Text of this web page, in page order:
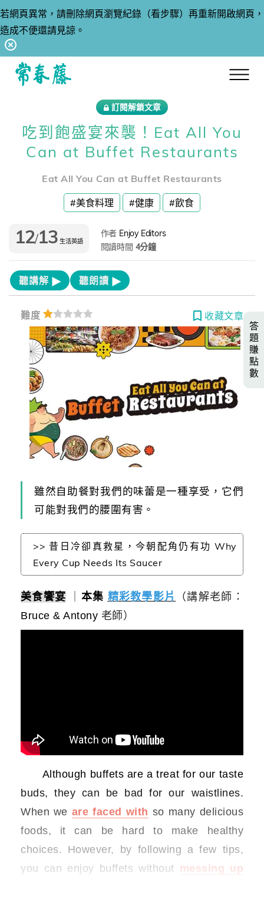
若網頁異常，請刪除網頁瀏覽紀錄（看步驟）再重新開啟網頁，
造成不便還請見諒。
訂閱解鎖文章
吃到飽盛宴來襲！Eat All You
Can at Buffet Restaurants
Eat All You Can at Buffet Restaurants
#美食料理 #健康 #飲食
12/13 生活英語
作者 Enjoy Editors
閱讀時間 4分鐘
聽講解 聽朗讀
難度 收藏文章
雖然自助餐對我們的味蕾是一種享受，它們
可能對我們的腰圍有害。
>> 昔日冷卻真救星，今朝配角仍有功 Why
Every Cup Needs Its Saucer
美食饗宴 本集 精彩教學影片
（講解老師：
Bruce & Antony 老師）
Although buffets are a treat for our taste
buds, they can be bad for our waistlines.
When we arefaced with so many delicious
foods, it can be hard to make healthy
choices. However, by following a few tips,
you can enjoy buffets without messing up
答
題
賺
點
數